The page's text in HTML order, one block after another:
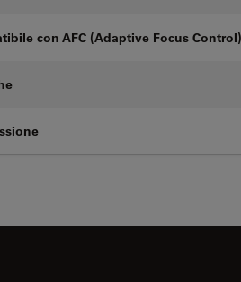
con AFC (Adaptive Focus Control)